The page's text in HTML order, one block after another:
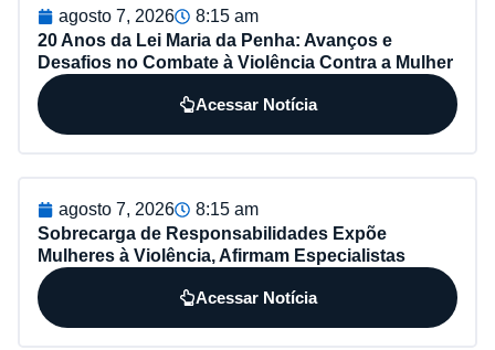
agosto 7, 2026
8:15 am
20 Anos da Lei Maria da Penha: Avanços e
Desafios no Combate à Violência Contra a Mulher
Acessar Notícia
agosto 7, 2026
8:15 am
Sobrecarga de Responsabilidades Expõe
Mulheres à Violência, Afirmam Especialistas
Acessar Notícia